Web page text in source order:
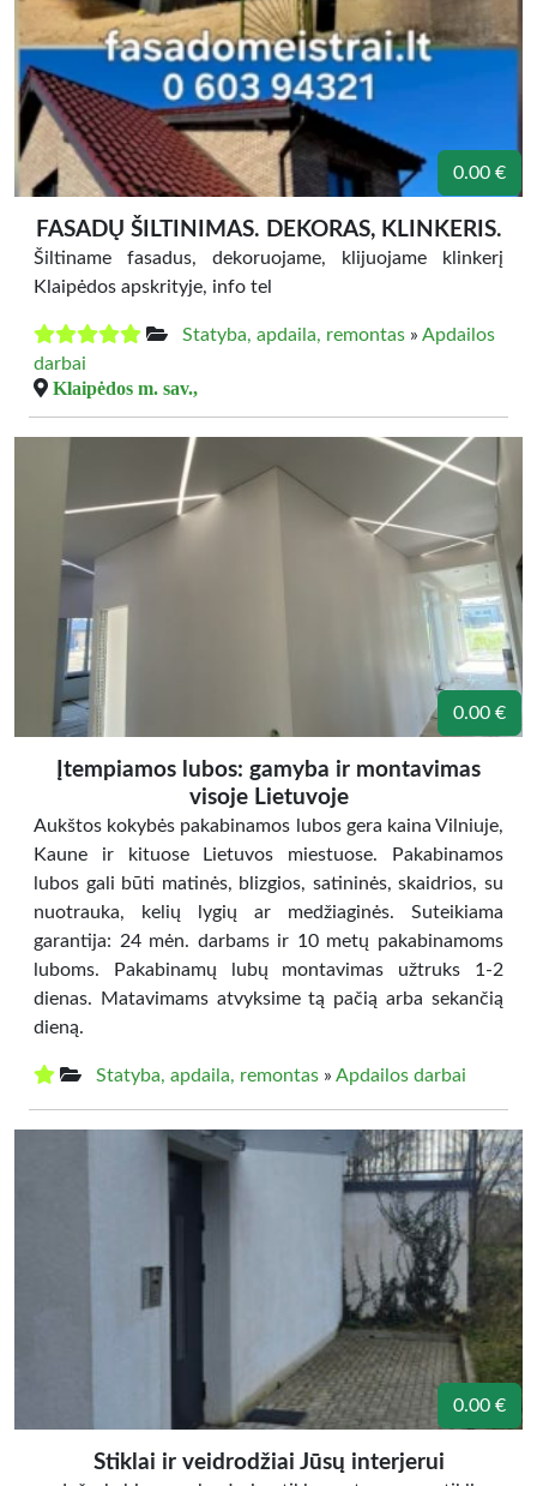
0.00 €
FASADŲ ŠILTINIMAS. DEKORAS, KLINKERIS.
Šiltiname fasadus, dekoruojame, klijuojame klinkerį
Klaipėdos apskrityje, info tel
Statyba, apdaila, remontas » Apdailos
darbai
Klaipėdos m. sav.,
0.00 €
Įtempiamos lubos: gamyba ir montavimas
visoje Lietuvoje
Aukštos kokybės pakabinamos lubos gera kaina Vilniuje,
Kaune ir kituose Lietuvos miestuose. Pakabinamos
lubos gali būti matinės, blizgios, satininės, skaidrios, su
nuotrauka, kelių lygių ar medžiaginės. Suteikiama
garantija: 24 mėn. darbams ir 10 metų pakabinamoms
luboms. Pakabinamų lubų montavimas užtruks 1-2
dienas. Matavimams atvyksime tą pačią arba sekančią
dieną.
Statyba, apdaila, remontas » Apdailos darbai
0.00 €
Stiklai ir veidrodžiai Jūsų interjerui